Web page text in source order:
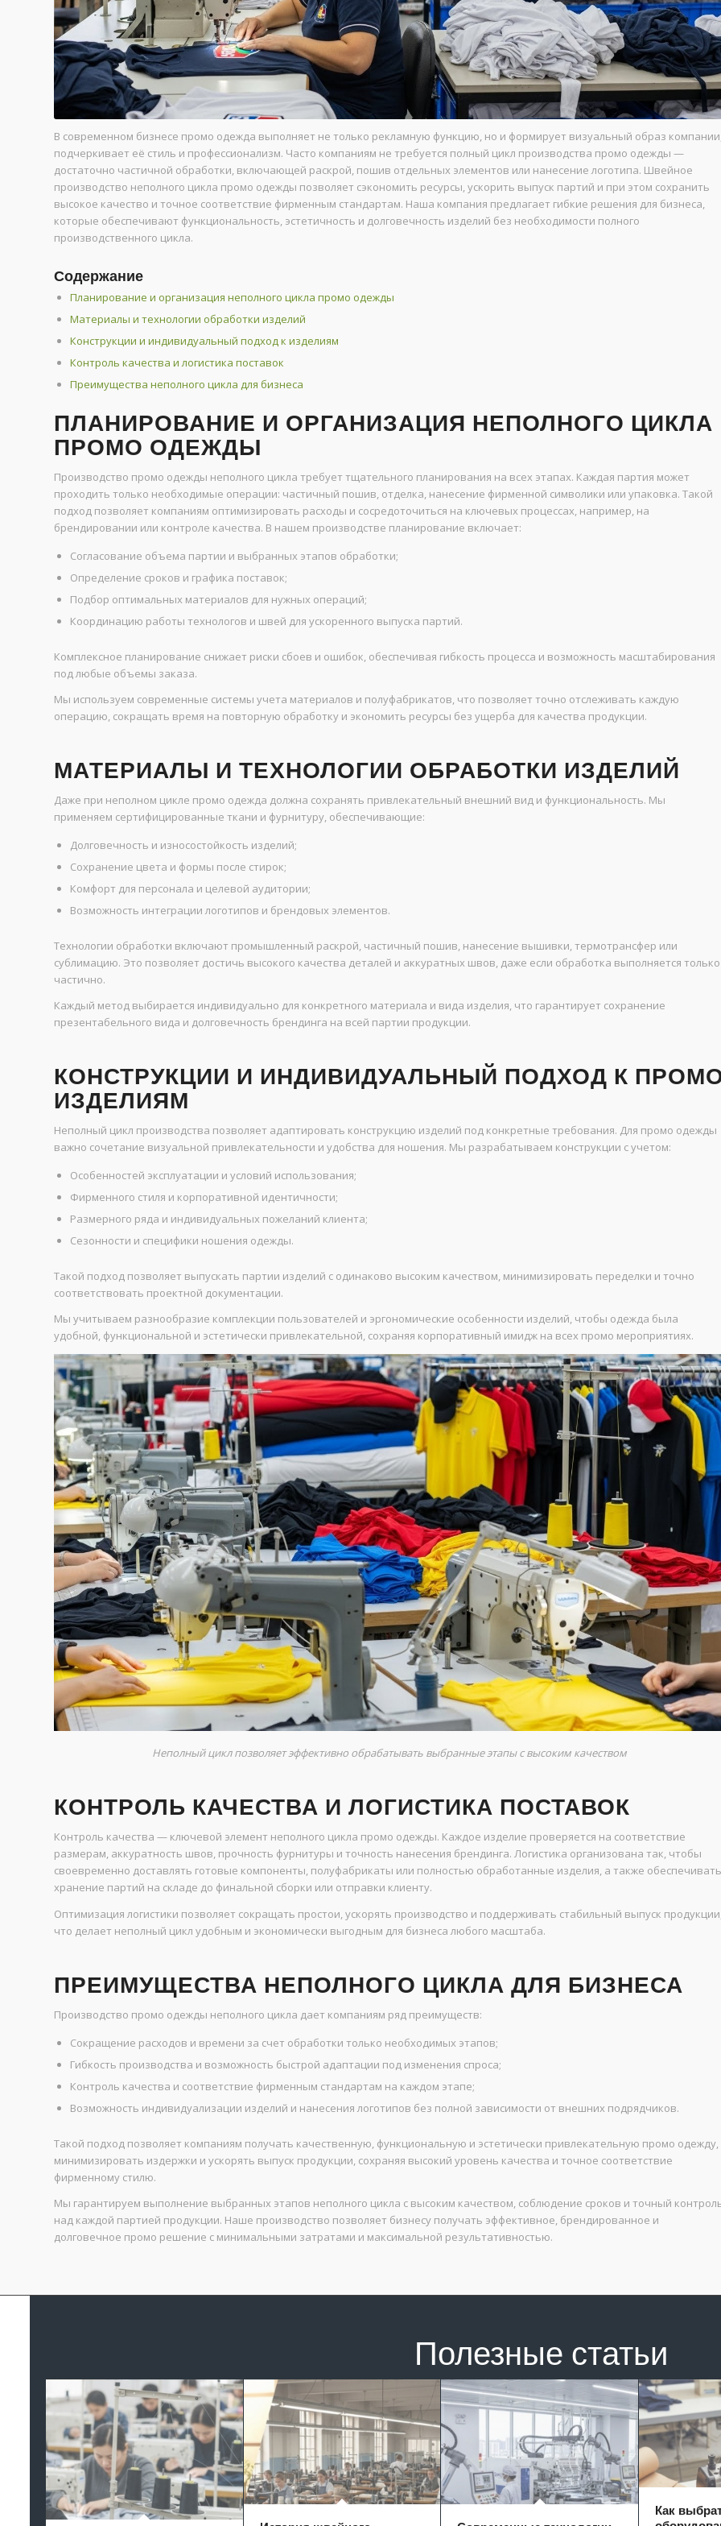
В современном бизнесе промо одежда выполняет не только рекламную функцию, но и формирует визуальный образ
подчеркивает её стиль и профессионализм. Часто компаниям не требуется полный цикл производства промо одежды —
достаточно частичной обработки, включающей раскрой, пошив отдельных элементов или нанесение логотипа. Швейное
производство неполного цикла промо одежды позволяет сэкономить ресурсы, ускорить выпуск партий и при этом сохранить
высокое качество и точное соответствие фирменным стандартам. Наша компания предлагает гибкие решения для бизнеса,
которые обеспечивают функциональность, эстетичность и долговечность изделий без необходимости полного
производственного цикла.
Содержание
Планирование и организация неполного цикла промо одежды
Материалы и технологии обработки изделий
Конструкции и индивидуальный подход к изделиям
Контроль качества и логистика поставок
Преимущества неполного цикла для бизнеса
ПЛАНИРОВАНИЕ И ОРГАНИЗАЦИЯ НЕПОЛНОГО ЦИКЛА
ПРОМО ОДЕЖДЫ
Производство промо одежды неполного цикла требует тщательного планирования на всех этапах. Каждая партия может
проходить только необходимые операции: частичный пошив, отделка, нанесение фирменной символики или упаковка. Такой
подход позволяет компаниям оптимизировать расходы и сосредоточиться на ключевых процессах, например, на
брендировании или контроле качества. В нашем производстве планирование включает:
Согласование объема партии и выбранных этапов обработки;
Определение сроков и графика поставок;
Подбор оптимальных материалов для нужных операций;
Координацию работы технологов и швей для ускоренного выпуска партий.
Комплексное планирование снижает риски сбоев и ошибок, обеспечивая гибкость процесса и возможность масштабирования
под любые объемы заказа.
Мы используем современные системы учета материалов и полуфабрикатов, что позволяет точно отслеживать каждую
операцию, сокращать время на повторную обработку и экономить ресурсы без ущерба для качества продукции.
МАТЕРИАЛЫ И ТЕХНОЛОГИИ ОБРАБОТКИ ИЗДЕЛИЙ
Даже при неполном цикле промо одежда должна сохранять привлекательный внешний вид и функциональность. Мы
применяем сертифицированные ткани и фурнитуру, обеспечивающие:
Долговечность и износостойкость изделий;
Сохранение цвета и формы после стирок;
Комфорт для персонала и целевой аудитории;
Возможность интеграции логотипов и брендовых элементов.
Технологии обработки включают промышленный раскрой, частичный пошив, нанесение вышивки, термотрансфер или
сублимацию. Это позволяет достичь высокого качества деталей и аккуратных швов, даже если обработка выполняется только
частично.
Каждый метод выбирается индивидуально для конкретного материала и вида изделия, что гарантирует сохранение
презентабельного вида и долговечность брендинга на всей партии продукции.
КОНСТРУКЦИИ И ИНДИВИДУАЛЬНЫЙ ПОДХОД К
ИЗДЕЛИЯМ
Неполный цикл производства позволяет адаптировать конструкцию изделий под конкретные требования. Для промо одежды
важно сочетание визуальной привлекательности и удобства для ношения. Мы разрабатываем конструкции с учетом:
Особенностей эксплуатации и условий использования;
Фирменного стиля и корпоративной идентичности;
Размерного ряда и индивидуальных пожеланий клиента;
Сезонности и специфики ношения одежды.
Такой подход позволяет выпускать партии изделий с одинаково высоким качеством, минимизировать переделки и точно
соответствовать проектной документации.
Мы учитываем разнообразие комплекции пользователей и эргономические особенности изделий, чтобы одежда была
удобной, функциональной и эстетически привлекательной, сохраняя корпоративный имидж на всех промо мероприятиях.
Неполный цикл позволяет эффективно обрабатывать выбранные этапы с высоким качеством
КОНТРОЛЬ КАЧЕСТВА И ЛОГИСТИКА ПОСТАВОК
Контроль качества — ключевой элемент неполного цикла промо одежды. Каждое изделие проверяется на соответствие
размерам, аккуратность швов, прочность фурнитуры и точность нанесения брендинга. Логистика организована так, чтобы
своевременно доставлять готовые компоненты, полуфабрикаты или полностью обработанные изделия, а также обеспечивать
хранение партий на складе до финальной сборки или отправки клиенту.
Оптимизация логистики позволяет сокращать простои, ускорять производство и поддерживать стабильный выпуск
что делает неполный цикл удобным и экономически выгодным для бизнеса любого масштаба.
ПРЕИМУЩЕСТВА НЕПОЛНОГО ЦИКЛА ДЛЯ БИЗНЕСА
Производство промо одежды неполного цикла дает компаниям ряд преимуществ:
Сокращение расходов и времени за счет обработки только необходимых этапов;
Гибкость производства и возможность быстрой адаптации под изменения спроса;
Контроль качества и соответствие фирменным стандартам на каждом этапе;
Возможность индивидуализации изделий и нанесения логотипов без полной зависимости от внешних подрядчиков.
Такой подход позволяет компаниям получать качественную, функциональную и эстетически привлекательную промо одежду,
минимизировать издержки и ускорять выпуск продукции, сохраняя высокий уровень качества и точное соответствие
фирменному стилю.
Мы гарантируем выполнение выбранных этапов неполного цикла с высоким качеством, соблюдение сроков и точный
над каждой партией продукции. Наше производство позволяет бизнесу получать эффективное, брендированное и
долговечное промо решение с минимальными затратами и максимальной результативностью.
Полезные статьи
Как